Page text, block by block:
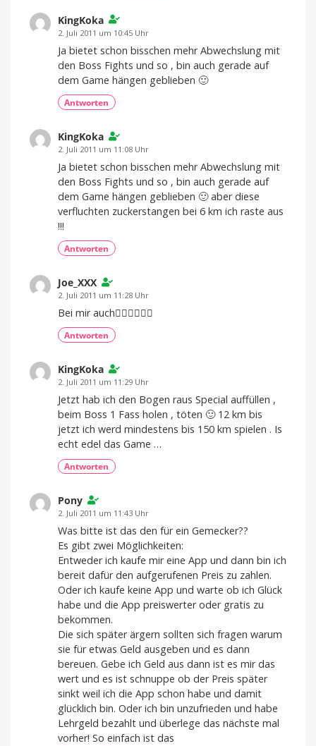
KingKoka
2. Juli 2011 um 10:45 Uhr
Ja bietet schon bisschen mehr Abwechslung mit
den Boss Fights und so , bin auch gerade auf
dem Game hängen geblieben 🙂
Antworten
KingKoka
2. Juli 2011 um 11:08 Uhr
Ja bietet schon bisschen mehr Abwechslung mit
den Boss Fights und so , bin auch gerade auf
dem Game hängen geblieben 🙂 aber diese
verfluchten zuckerstangen bei 6 km ich raste aus
!!!
Antworten
Joe_XXX
2. Juli 2011 um 11:28 Uhr
Bei mir auch
Antworten
KingKoka
2. Juli 2011 um 11:29 Uhr
Jetzt hab ich den Bogen raus Special auffüllen ,
beim Boss 1 Fass holen , töten 🙂 12 km bis
jetzt ich werd mindestens bis 150 km spielen . Is
echt edel das Game …
Antworten
Pony
2. Juli 2011 um 11:43 Uhr
Was bitte ist das den für ein Gemecker??
Es gibt zwei Möglichkeiten:
Entweder ich kaufe mir eine App und dann bin ich
bereit dafür den aufgerufenen Preis zu zahlen.
Oder ich kaufe keine App und warte ob ich Glück
habe und die App preiswerter oder gratis zu
bekommen.
Die sich später ärgern sollten sich fragen warum
sie für etwas Geld ausgeben und es dann
bereuen. Gebe ich Geld aus dann ist es mir das
wert und es ist schnuppe ob der Preis später
sinkt weil ich die App schon habe und damit
glücklich bin. Oder ich bin unzufrieden und habe
Lehrgeld bezahlt und überlege das nächste mal
vorher! So einfach ist das